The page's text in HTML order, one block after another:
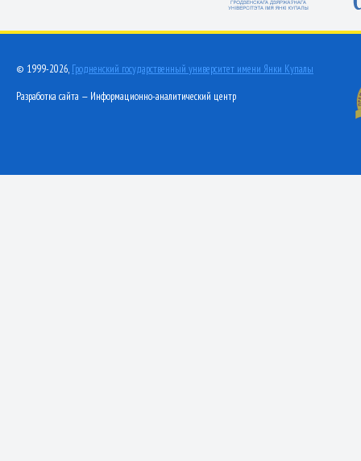
© 1999-2026, Гродненский государственный университет имени Янки Купалы
Разработка сайта — Информационно-аналитический центр